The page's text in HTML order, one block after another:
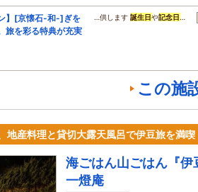
】[京懐石-和-]ぎを
旅を彩る特典が充実
…供します誕生日や記念日 …
この施
地産料理と貸切大露天風呂で伊豆旅を満喫
海ごはん山ごはん『
一燈庵